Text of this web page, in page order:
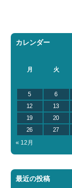
カレンダー
月
火
5
6
12
13
19
20
26
27
« 12月
最近の投稿